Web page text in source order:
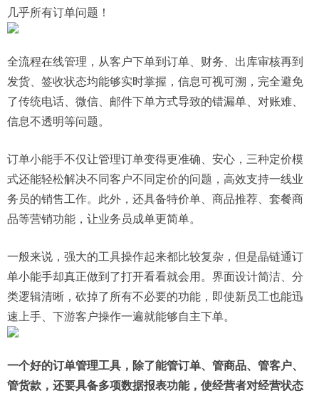
几乎所有订单问题！
全流程在线管理，从客户下单到订单、财务、出库审核再到
发货、签收状态均能够实时掌握，信息可视可溯，完全避免
了传统电话、微信、邮件下单方式导致的错漏单、对账难、
信息不透明等问题。
订单小能手不仅让管理订单变得更准确、安心，三种定价模
式还能轻松解决不同客户不同定价的问题，高效支持一线业
务员的销售工作。此外，还具备特价单、商品推荐、套餐商
品等营销功能，让业务员成单更简单。
一般来说，强大的工具操作起来都比较复杂，但是晶链通订
单小能手却真正做到了打开看看就会用。界面设计简洁、分
类逻辑清晰，砍掉了所有不必要的功能，即使新员工也能迅
速上手、下游客户操作一遍就能够自主下单。
一个好的订单管理工具，除了能管订单、管商品、管客户、
管货款，还要具备多项数据报表功能，使经营者对经营状态